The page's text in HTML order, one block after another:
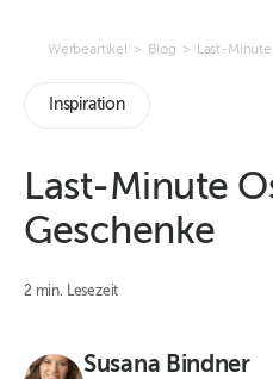
Werbeartikel > Blog > Last-
Inspiration
Last-Minute
Geschenke
2 min. Lesezeit
Susana Bindner